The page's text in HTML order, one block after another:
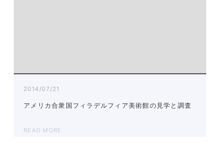
2014/07/21
アメリカ合衆国フィラデルフィア美術館の見学と調査
READ MORE